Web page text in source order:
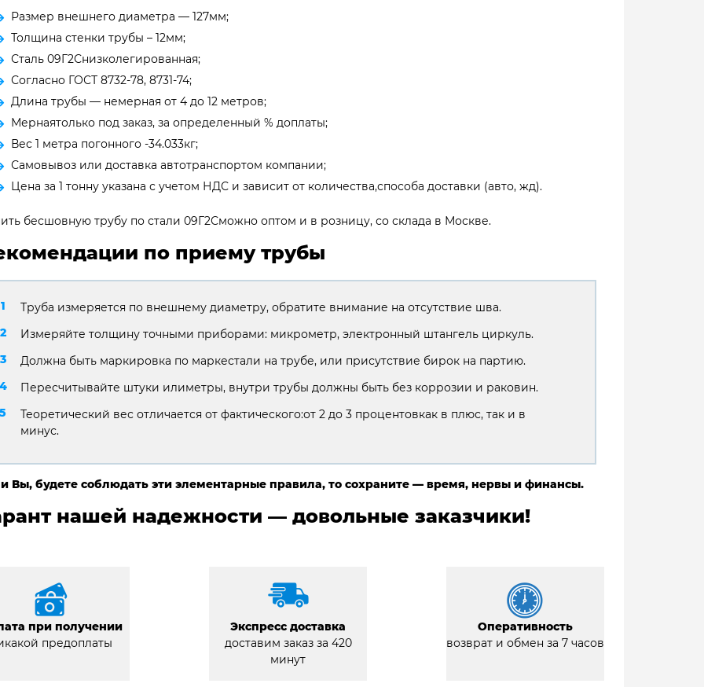
Размер внешнего диаметра — 127мм;
Толщина стенки трубы – 12мм;
Сталь 09Г2Снизколегированная;
Согласно ГОСТ 8732-78, 8731-74;
Длина трубы — немерная от 4 до 12 метров;
Мернаятолько под заказ, за определенный % доплаты;
Вес 1 метра погонного -34.033кг;
Самовывоз или доставка автотранспортом компании;
Цена за 1 тонну указана с учетом НДС и зависит от количества,способа доставки (авто, жд).
бесшовную трубу по стали 09Г2Сможно оптом и в розницу, со склада в Москве.
по приему трубы
Труба измеряется по внешнему диаметру, обратите внимание на отсутствие шва.
Измеряйте толщину точными приборами: микрометр, электронный штангель циркуль.
Должна быть маркировка по маркестали на трубе, или присутствие бирок на партию.
Пересчитывайте штуки илиметры, внутри трубы должны быть без коррозии и раковин.
Теоретический вес отличается от фактического:от 2 до 3 процентовкак в плюс, так и в
минус.
Вы, будете соблюдать эти элементарные правила, то сохраните — время, нервы и финансы.
нашей надежности — довольные заказчики!
при получении
предоплаты
Экспресс доставка
доставим заказ за 420
минут
Оперативность
возврат и обмен за 7 часов